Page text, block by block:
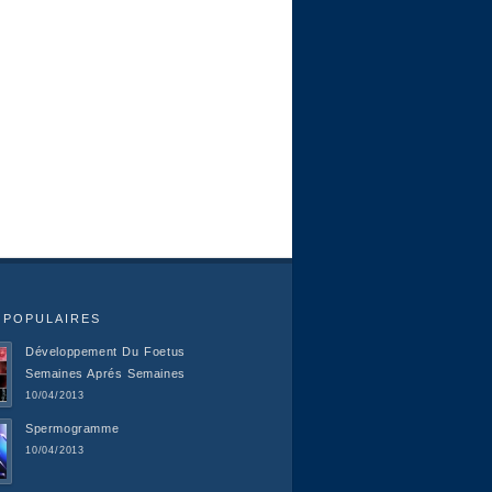
Développement Du Foetus
Semaines Aprés Semaines
10/04/2013
Spermogramme
10/04/2013